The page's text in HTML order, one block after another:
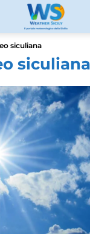
siculiana
siculiana